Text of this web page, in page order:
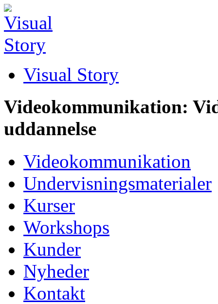
Visual Story
Videokommunikation:
uddannelse
Videokommunikation
Undervisningsmaterialer
Kurser
Workshops
Kunder
Nyheder
Kontakt